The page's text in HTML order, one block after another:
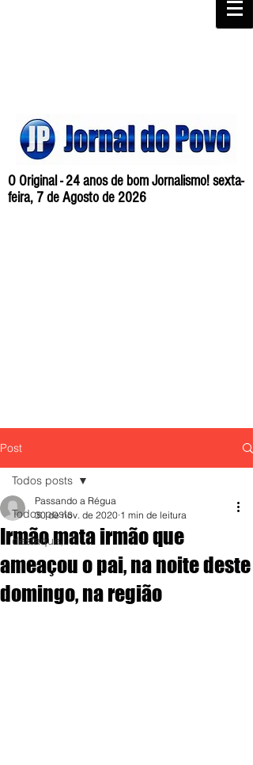
O Original - 24 anos de bom Jornalismo! sexta-
feira, 7 de Agosto de 2026
Post
Todos posts
destaque,
Todos posts
Irmão mata irmão que
ameaçou o pai, na noite deste
domingo, na região
Passando a Régua
30 de nov. de 2020 1 min de leitura